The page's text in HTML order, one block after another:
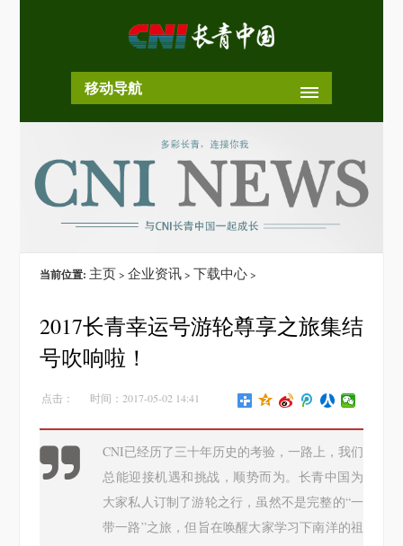
移动导航
当前位置: 主页> 企业资讯> 下载中心>
2017长青幸运号游轮尊享之旅集结
号吹响啦！
点击： 时间：2017-05-02 14:41
CNI已经历了三十年历史的考验，一路上，我们
总能迎接机遇和挑战，顺势而为。长青中国为
大家私人订制了游轮之行，虽然不是完整的“一
带一路”之旅，但旨在唤醒大家学习下南洋的祖